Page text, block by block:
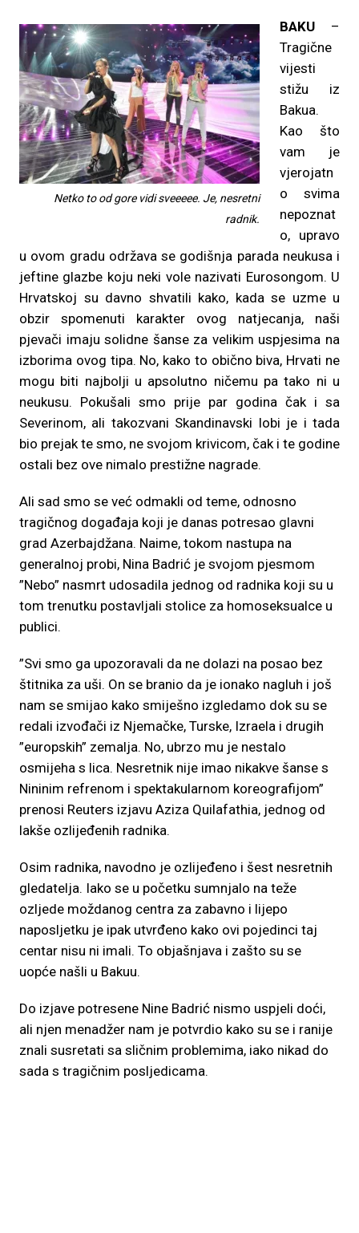
Netko to od gore vidi sveeeee. Je, nesretni
radnik.
BAKU –
Tragične
vijesti
stižu iz
Bakua.
Kao što
vam je
vjerojatn
o svima
nepoznat
o, upravo
u ovom gradu održava se godišnja parada neukusa i
jeftine glazbe koju neki vole nazivati Eurosongom. U
Hrvatskoj su davno shvatili kako, kada se uzme u
obzir spomenuti karakter ovog natjecanja, naši
pjevači imaju solidne šanse za velikim uspjesima na
izborima ovog tipa. No, kako to obično biva, Hrvati ne
mogu biti najbolji u apsolutno ničemu pa tako ni u
neukusu. Pokušali smo prije par godina čak i sa
Severinom, ali takozvani Skandinavski lobi je i tada
bio prejak te smo, ne svojom krivicom, čak i te godine
ostali bez ove nimalo prestižne nagrade.
Ali sad smo se već odmakli od teme, odnosno
tragičnog događaja koji je danas potresao glavni
grad Azerbajdžana. Naime, tokom nastupa na
generalnoj probi, Nina Badrić je svojom pjesmom
”Nebo” nasmrt udosadila jednog od radnika koji su u
tom trenutku postavljali stolice za homoseksualce u
publici.
”Svi smo ga upozoravali da ne dolazi na posao bez
štitnika za uši. On se branio da je ionako nagluh i još
nam se smijao kako smiješno izgledamo dok su se
redali izvođači iz Njemačke, Turske, Izraela i drugih
”europskih” zemalja. No, ubrzo mu je nestalo
osmijeha s lica. Nesretnik nije imao nikakve šanse s
Nininim refrenom i spektakularnom koreografijom”
prenosi Reuters izjavu Aziza Quilafathia, jednog od
lakše ozlijeđenih radnika.
Osim radnika, navodno je ozlijeđeno i šest nesretnih
gledatelja. Iako se u početku sumnjalo na teže
ozljede moždanog centra za zabavno i lijepo
naposljetku je ipak utvrđeno kako ovi pojedinci taj
centar nisu ni imali. To objašnjava i zašto su se
uopće našli u Bakuu.
Do izjave potresene Nine Badrić nismo uspjeli doći,
ali njen menadžer nam je potvrdio kako su se i ranije
znali susretati sa sličnim problemima, iako nikad do
sada s tragičnim posljedicama.